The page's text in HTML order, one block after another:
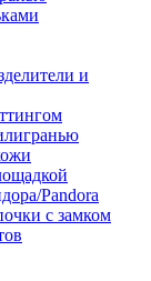
и
Pandora
с замком